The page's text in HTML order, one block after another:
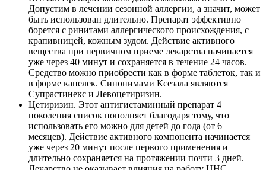
Допустим в лечении сезонной аллергии, а значит, может
быть использован длительно. Препарат эффективно
борется с ринитами аллергического происхождения, с
крапивницей, кожным зудом. Действие активного
вещества при первичном приеме лекарства начинается
уже через 40 минут и сохраняется в течение 24 часов.
Средство можно приобрести как в форме таблеток, так и
в форме капелек. Синонимами Ксезала являются
Супрастинекс и Левоцетиризин.
Цетиризин. Этот антигистаминный препарат 4
поколения список пополняет благодаря тому, что
использовать его можно для детей до года (от 6
месяцев). Действие активного компонента начинается
уже через 20 минут после первого применения и
длительно сохраняется на протяжении почти 3 дней.